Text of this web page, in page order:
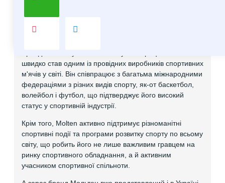
м'ячах для різних видів спорту. Він відомий своєю
високою якістю та інноваційними технологіями, які
швидко став одним із провідних виробників спортивних
м'ячів у світі. Він співпрацює з багатьма міжнародними
федераціями з різних видів спорту, як-от баскетбол,
волейбол і футбол, що підтверджує його високий
статус у спортивній індустрії.
Крім того, Molten активно підтримує різноманітні
спортивні події та програми розвитку спорту по всьому
світу, що робить його не лише важливим гравцем на
ринку спортивного обладнання, а й активним
учасником спортивної спільноти.